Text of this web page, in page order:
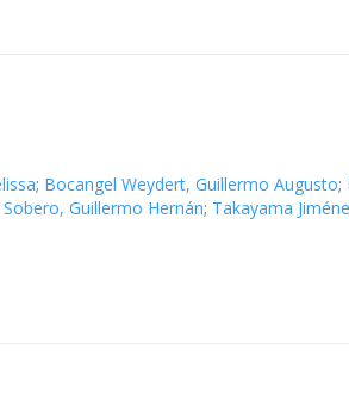
; Bocangel Weydert, Guillermo Augusto;
Guillermo Hernán; Takayama